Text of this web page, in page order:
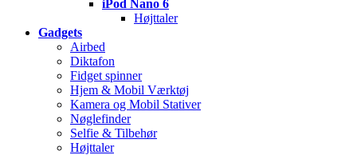
iPod Nano 6
Højttaler
Gadgets
Airbed
Diktafon
Fidget spinner
Hjem & Mobil Værktøj
Kamera og Mobil Stativer
Nøglefinder
Selfie & Tilbehør
Højttaler